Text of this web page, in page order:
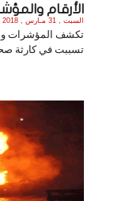
الأرقام
السبت , 31 مـارس , 2018 الساعة 5:16:21 PM
تكشف المؤشرات
تسببت في كارثة